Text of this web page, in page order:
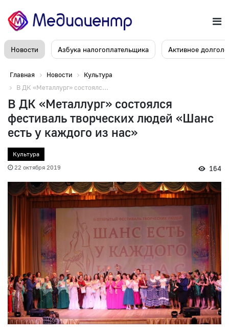
Новости Азбука налогоплательщика Активное
Главная Новости
Культура
В ДК «Металлург» состоялс...
В ДК «Металлург» состоялся
фестиваль творческих людей «Шанс
есть у каждого из нас»
Культура
22 октября 2019
164